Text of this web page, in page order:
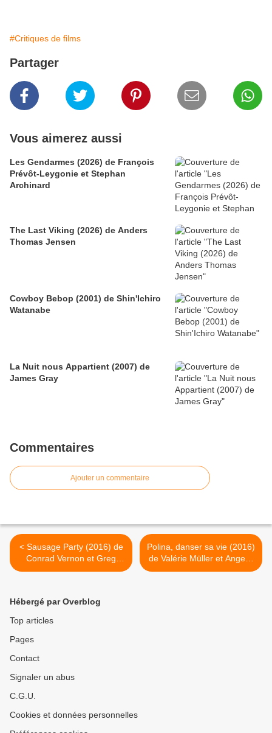
#Critiques de films
Partager
Vous aimerez aussi
Les Gendarmes (2026) de François
Prévôt-Leygonie et Stephan
Archinard
The Last Viking (2026) de Anders
Thomas Jensen
Cowboy Bebop (2001) de Shin'Ichiro
Watanabe
La Nuit nous Appartient (2007) de
James Gray
Commentaires
Ajouter un commentaire
< Sausage Party (2016) de
Conrad Vernon et Greg
Tiernan
Polina, danser sa vie (2016)
de Valérie Müller et Angelin
Preljocaj >
Hébergé par Overblog
Top articles
Pages
Contact
Signaler un abus
C.G.U.
Cookies et données personnelles